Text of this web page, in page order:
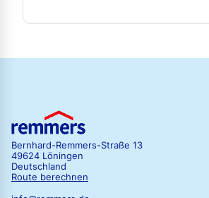
Bernhard-Remmers-Straße 13
49624 Löningen
Deutschland
Route berechnen